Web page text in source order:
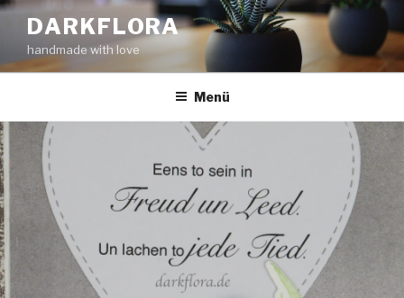
Zum
Inhalt
springen
DARKFLORA
handmade with love
Menü